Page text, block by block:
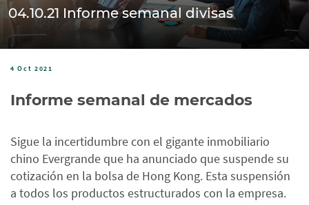
04.10.21 Informe semanal divisas
4 Oct 2021
Informe semanal de mercados
Sigue la incertidumbre con el gigante inmobiliario
chino Evergrande que ha anunciado que suspende su
cotización en la bolsa de Hong Kong. Esta suspensión
a todos los productos estructurados con la empresa.